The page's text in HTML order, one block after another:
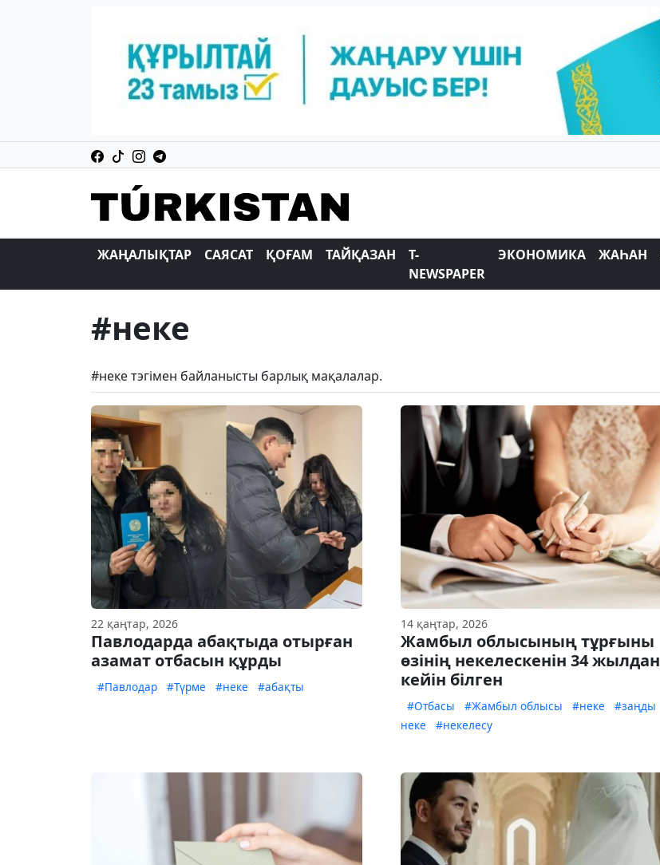
ЖАҢАЛЫҚТАР САЯСАТ ҚОҒАМ ТАЙҚАЗАН
T-
NEWSPAPER
ЭКОНОМИКА ЖАҺАН
#неке
#неке тэгімен байланысты барлық мақалалар.
22 қаңтар, 2026
Павлодарда абақтыда отырған
азамат отбасын құрды
#Павлодар #Түрме #неке #абақты
14 қаңтар, 2026
Жамбыл облысының тұрғыны
өзінің некелескенін 34 жылдан
кейін білген
#Отбасы #Жамбыл облысы #неке
#заңды
неке
#некелесу